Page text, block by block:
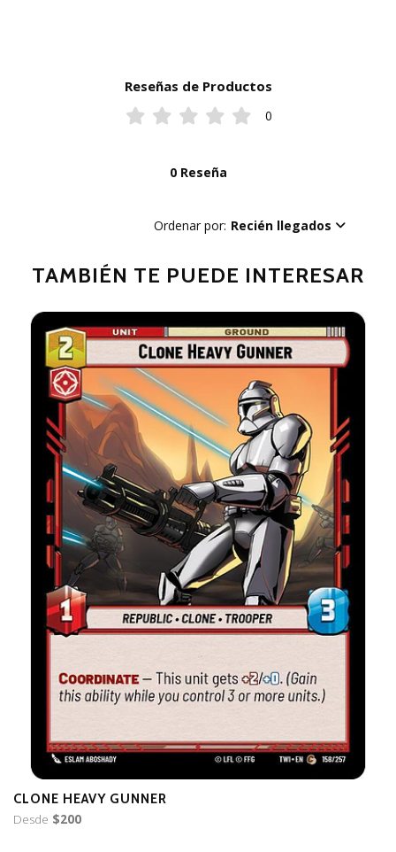
Reseñas de Productos
0
0 Reseña
Ordenar por: Recién llegados
TAMBIÉN TE PUEDE INTERESAR
CLONE HEAVY GUNNER
Desde $200